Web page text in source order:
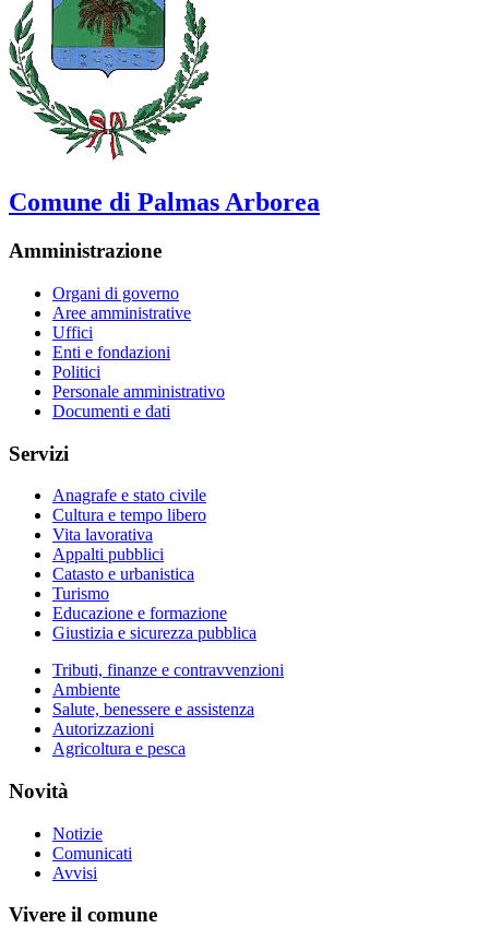
Comune di Palmas Arborea
Amministrazione
Organi di governo
Aree amministrative
Uffici
Enti e fondazioni
Politici
Personale amministrativo
Documenti e dati
Servizi
Anagrafe e stato civile
Cultura e tempo libero
Vita lavorativa
Appalti pubblici
Catasto e urbanistica
Turismo
Educazione e formazione
Giustizia e sicurezza pubblica
Tributi, finanze e contravvenzioni
Ambiente
Salute, benessere e assistenza
Autorizzazioni
Agricoltura e pesca
Novità
Notizie
Comunicati
Avvisi
Vivere il comune